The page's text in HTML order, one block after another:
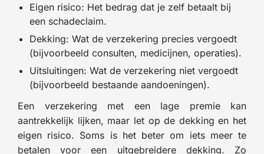
Eigen risico: Het bedrag dat je zelf betaalt bij
een schadeclaim.
Dekking: Wat de verzekering precies vergoedt
(bijvoorbeeld consulten, medicijnen, operaties).
Uitsluitingen: Wat de verzekering niet vergoedt
(bijvoorbeeld bestaande aandoeningen).
Een verzekering met een lage premie kan
aantrekkelijk lijken, maar let op de dekking en het
eigen risico. Soms is het beter om iets meer te
betalen voor een uitgebreidere dekking. Zo